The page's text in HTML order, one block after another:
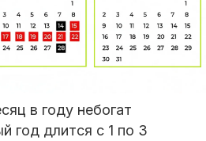
в году небогат
год длится с 1 по 3